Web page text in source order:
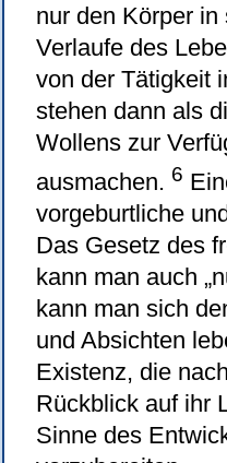
nur den Körper
Verlaufe des
von der Tätigkeit
stehen dann als
Wollens zur
ausmachen. 6
vorgeburtliche
Das Gesetz des
kann man auch
kann man sich
und Absichten
Existenz, die
Rückblick auf ihr
Sinne des